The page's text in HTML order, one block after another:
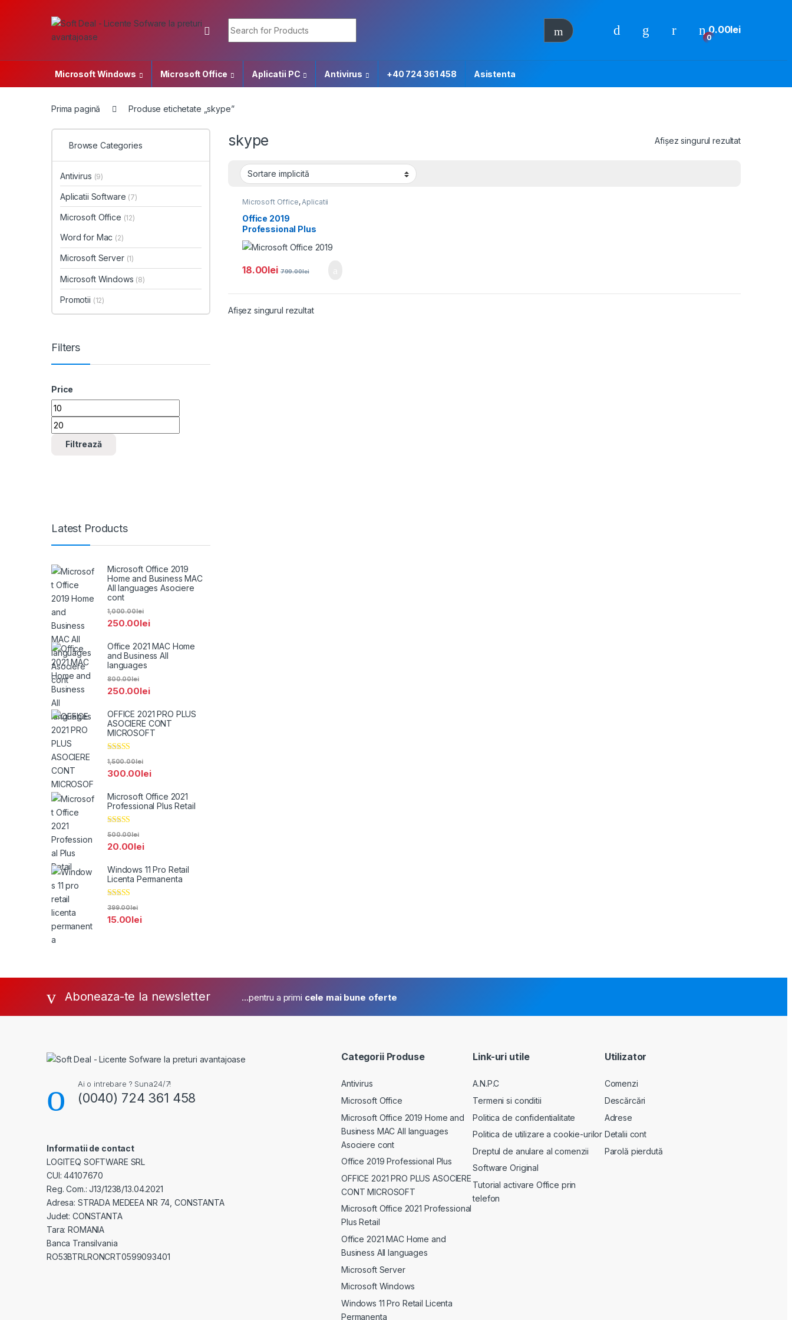
0
0.00lei
Microsoft Windows Microsoft Office Aplicatii PC Antivirus +40 724 361 458 Asistenta
Prima pagină Produse etichetate „skype”
skype Afișez singurul rezultat
Microsoft Office,Aplicatii
Microsoft
Windows,Promotii
Office 2019
Professional Plus
18.00lei 799.00lei
Afișez singurul rezultat
Browse Categories
Antivirus (9)
Aplicatii Software (7)
Microsoft Office (12)
Word for Mac (2)
Microsoft Server (1)
Microsoft Windows (8)
Promotii (12)
Filters
Price
Preț minim
Preț maxim
Filtrează
Latest Products
Microsoft Office 2019
Home and Business MAC
All languages Asociere
cont
250.00lei
1,000.00lei
Office 2021 MAC Home
and Business All
languages
250.00lei
800.00lei
OFFICE 2021 PRO PLUS
ASOCIERE CONT
MICROSOFT
Evaluat la
5.00
300.00lei
1,500.00lei
Microsoft Office 2021
Professional Plus Retail
Evaluat la
20.00lei
500.00lei
Windows 11 Pro Retail
Licenta Permanenta
Evaluat la
15.00lei
399.00lei
Aboneaza-te la newsletter ...pentru a primi cele mai bune oferte
Ai o intrebare ? Suna24/7!
(0040) 724 361 458
Informatii de contact
LOGITEQ SOFTWARE SRL
CUI: 44107670
Reg. Com.: J13/1238/13.04.2021
Adresa: STRADA MEDEEA NR 74, CONSTANTA
Judet: CONSTANTA
Tara: ROMANIA
Banca Transilvania
RO53BTRLRONCRT0599093401
Categorii Produse
Antivirus
Microsoft Office
Microsoft Office 2019 Home and
Business MAC All languages
Asociere cont
Office 2019 Professional Plus
OFFICE 2021 PRO PLUS ASOCIERE
CONT MICROSOFT
Microsoft Office 2021 Professional
Plus Retail
Office 2021 MAC Home and
Business All languages
Microsoft Server
Microsoft Windows
Windows 11 Pro Retail Licenta
Permanenta
Link-uri utile
A.N.P.C
Termeni si conditii
Politica de confidentialitate
Politica de utilizare a cookie-urilor
Dreptul de anulare al comenzii
Software Original
Tutorial activare Office prin
telefon
Utilizator
Comenzi
Descărcări
Adrese
Detalii cont
Parolă pierdută